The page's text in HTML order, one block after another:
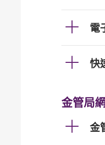
電
快
金管局
金